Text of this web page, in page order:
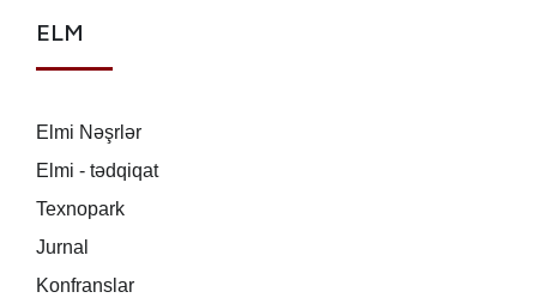
ELM
Elmi Nəşrlər
Elmi - tədqiqat
Texnopark
Jurnal
Konfranslar